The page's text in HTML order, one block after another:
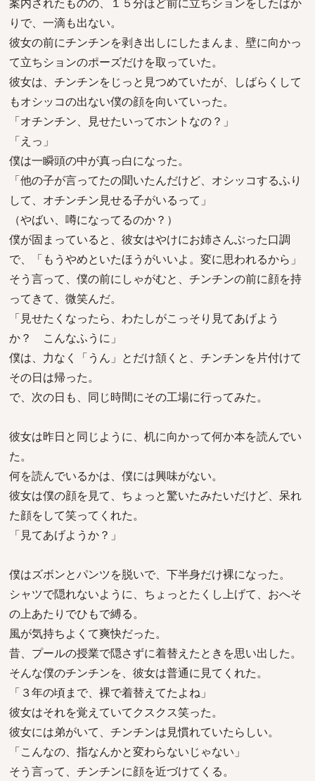
りで、一滴も出ない。
彼女の前にチンチンを剥き出しにしたまんま、壁に向かっ
て立ちションのポーズだけを取っていた。
彼女は、チンチンをじっと見つめていたが、しばらくして
もオシッコの出ない僕の顔を向いていった。
「オチンチン、見せたいってホントなの？」
「えっ」
僕は一瞬頭の中が真っ白になった。
「他の子が言ってたの聞いたんだけど、オシッコするふり
して、オチンチン見せる子がいるって」
（やばい、噂になってるのか？）
僕が固まっていると、彼女はやけにお姉さんぶった口調
で、「もうやめといたほうがいいよ。変に思われるから」
そう言って、僕の前にしゃがむと、チンチンの前に顔を持
ってきて、微笑んだ。
「見せたくなったら、わたしがこっそり見てあげよう
か？ こんなふうに」
僕は、力なく「うん」とだけ頷くと、チンチンを片付けて
その日は帰った。
で、次の日も、同じ時間にその工場に行ってみた。
彼女は昨日と同じように、机に向かって何か本を読んでい
た。
何を読んでいるかは、僕には興味がない。
彼女は僕の顔を見て、ちょっと驚いたみたいだけど、呆れ
た顔をして笑ってくれた。
「見てあげようか？」
僕はズボンとパンツを脱いで、下半身だけ裸になった。
シャツで隠れないように、ちょっとたくし上げて、おへそ
の上あたりでひもで縛る。
風が気持ちよくて爽快だった。
昔、プールの授業で隠さずに着替えたときを思い出した。
そんな僕のチンチンを、彼女は普通に見てくれた。
「３年の頃まで、裸で着替えてたよね」
彼女はそれを覚えていてクスクス笑った。
彼女には弟がいて、チンチンは見慣れていたらしい。
「こんなの、指なんかと変わらないじゃない」
そう言って、チンチンに顔を近づけてくる。